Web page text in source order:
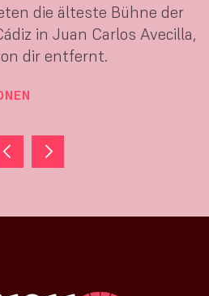
die älteste Bühne der
in Juan Carlos Avecilla,
dir entfernt.